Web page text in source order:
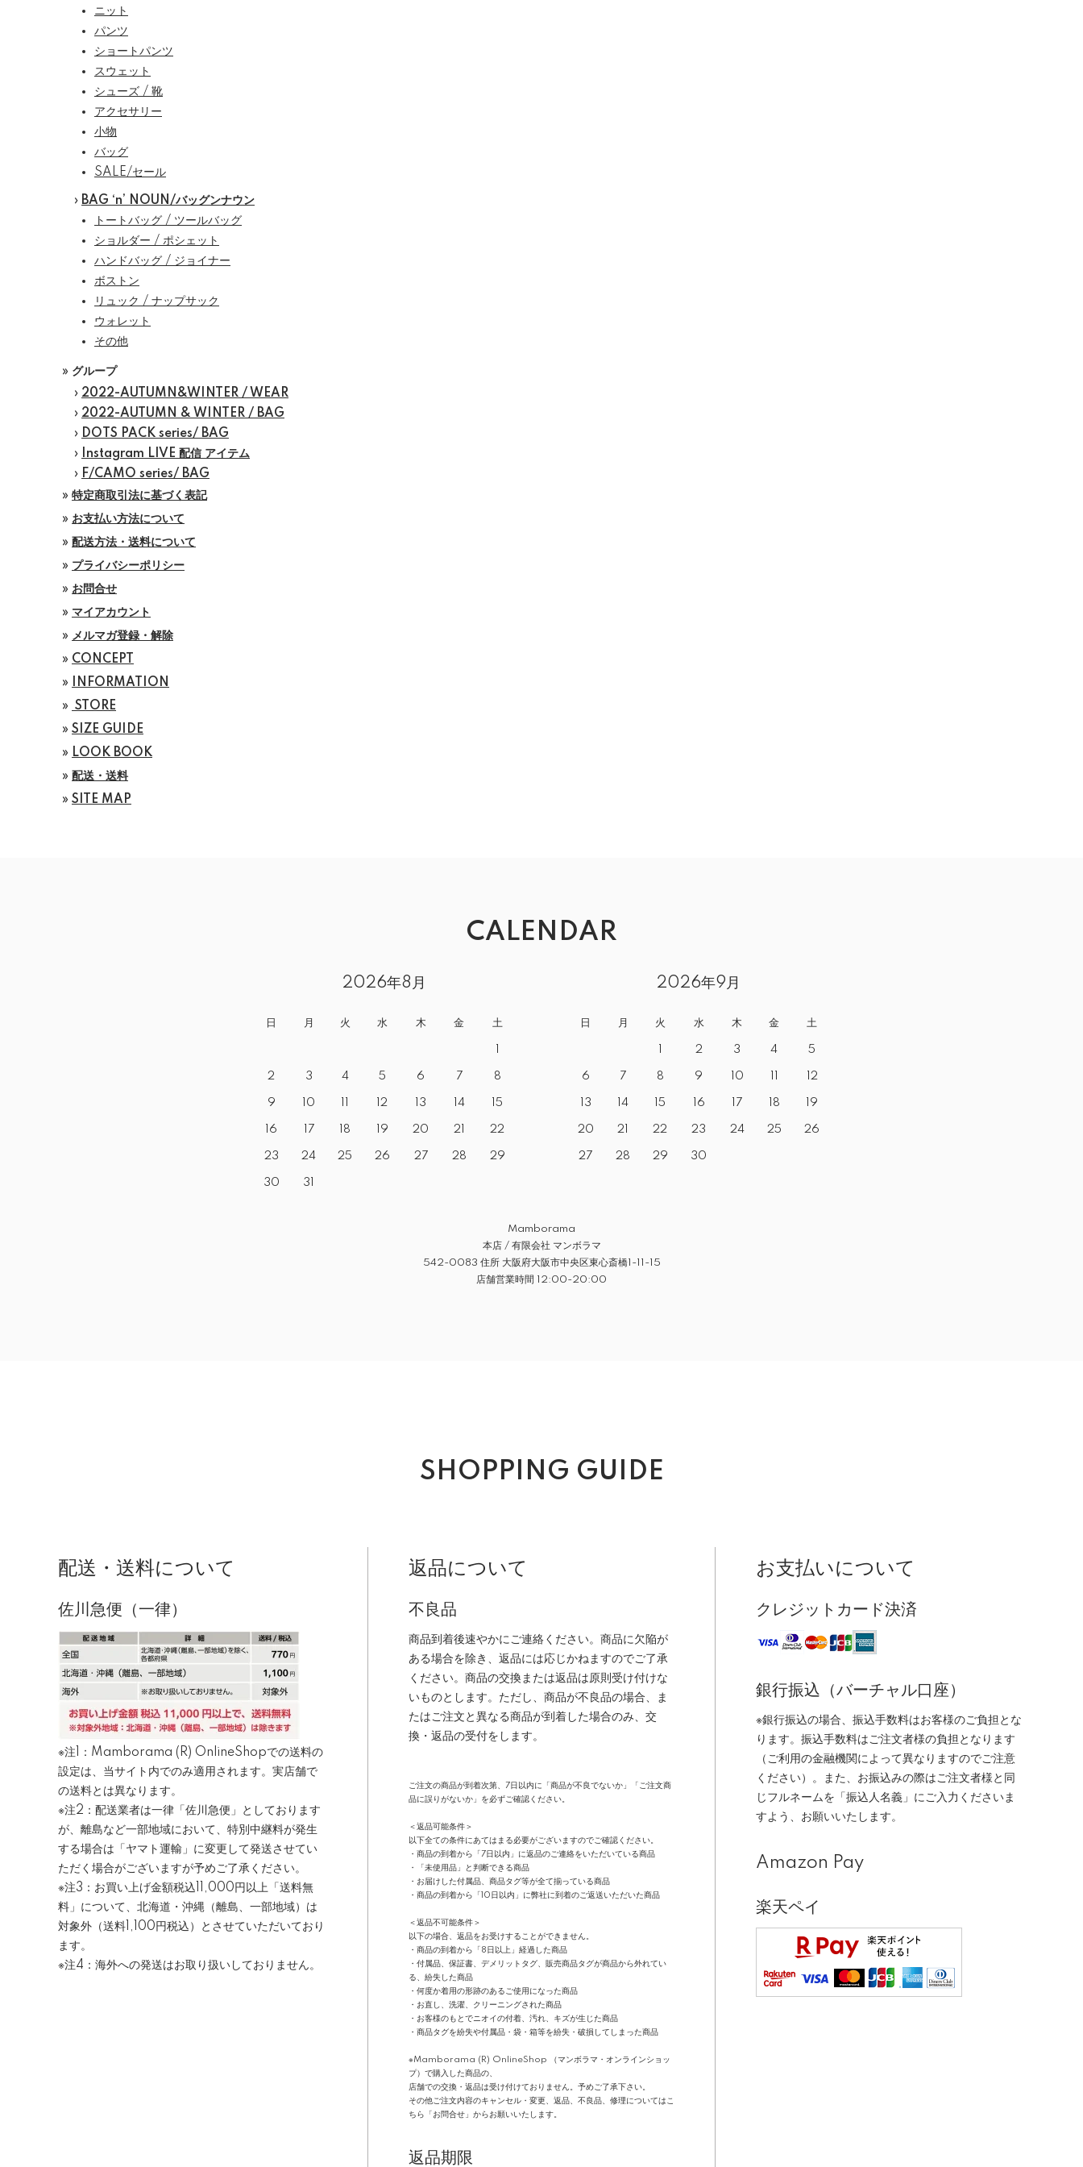
ニット
パンツ
ショートパンツ
スウェット
シューズ / 靴
アクセサリー
小物
バッグ
SALE/セール
› BAG ‘n’ NOUN/バッグンナウン
トートバッグ / ツールバッグ
ショルダー / ポシェット
ハンドバッグ / ジョイナー
ボストン
リュック / ナップサック
ウォレット
その他
» グループ
› 2022-AUTUMN&WINTER / WEAR
› 2022-AUTUMN & WINTER / BAG
› DOTS PACK series/ BAG
›
Instagram LIVE 配信 アイテム
› F/CAMO series/ BAG
» 特定商取引法に基づく表記
» お支払い方法について
» 配送方法・送料について
» プライバシーポリシー
» お問合せ
» マイアカウント
» メルマガ登録・解除
» CONCEPT
»
INFORMATION
» STORE
» SIZE GUIDE
» LOOK BOOK
» 配送・送料
» SITE MAP
CALENDAR
2026年8月
日 月 火 水 木 金 土
2 3 4 5 6 7 8
9 10 12 13 14 15
16 17 18 19 20 21 22
23 24 25 26 27 28 29
30 31
2026年9月
日 月 火 水 木 金 土
2 3 4 5
6 7 8 9 10 12
13 14 15 16 17 18 19
20 21 22 23 24 25 26
27 28 29 30
Mamborama
本店 / 有限会社 マンボラマ
542-0083 住所 大阪府大阪市中央区東心斎橋1-11-15
店舗営業時間 12:00-20:00
SHOPPING GUIDE
配送・送料について
佐川急便（一律）
※注1：Mamborama (R) OnlineShopでの送料の
設定は、当サイト内でのみ適用されます。実店舗で
の送料とは異なります。
※注2：配送業者は一律「佐川急便」としております
が、離島など一部地域において、特別中継料が発生
する場合は「ヤマト運輸」に変更して発送させてい
ただく場合がございますが予めご了承ください。
※注3：お買い上げ金額税込11,000円以上「送料無
料」について、北海道・沖縄（離島、一部地域）は
対象外（送料1,100円税込）とさせていただいており
ます。
※注4：海外への発送はお取り扱いしておりません。
返品について
不良品
商品到着後速やかにご連絡ください。商品に欠陥が
ある場合を除き、返品には応じかねますのでご了承
ください。商品の交換または返品は原則受け付けな
いものとします。ただし、商品が不良品の場合、ま
たはご注文と異なる商品が到着した場合のみ、交
換・返品の受付をします。
ご注文の商品が到着次第、7日以内に「商品が不良でないか」「ご注文商
品に誤りがないか」を必ずご確認ください。
＜返品可能条件＞
以下全ての条件にあてはまる必要がございますのでご確認ください。
・商品の到着から「7日以内」に返品のご連絡をいただいている商品
・「未使用品」と判断できる商品
・お届けした付属品、商品タグ等が全て揃っている商品
・商品の到着から「10日以内」に弊社に到着のご返送いただいた商品
＜返品不可能条件＞
以下の場合、返品をお受けすることができません。
・商品の到着から「8日以上」経過した商品
・付属品、保証書、デメリットタグ、販売商品タグが商品から外れてい
る、紛失した商品
・何度か着用の形跡のあるご使用になった商品
・お直し、洗濯、クリーニングされた商品
・お客様のもとでニオイの付着、汚れ、キズが生じた商品
・商品タグを紛失や付属品・袋・箱等を紛失・破損してしまった商品
※Mamborama (R) OnlineShop （マンボラマ・オンラインショッ
プ）で購入した商品の、
店舗での交換・返品は受け付けておりません。予めご了承下さい。
その他ご注文内容のキャンセル・変更、返品、不良品、修理についてはこ
ちら「お問合せ」からお願いいたします。
返品期限
お支払いについて
クレジットカード決済
銀行振込（バーチャル口座）
※銀行振込の場合、振込手数料はお客様のご負担とな
ります。振込手数料はご注文者様の負担となります
（ご利用の金融機関によって異なりますのでご注意
ください）。また、お振込みの際はご注文者様と同
じフルネームを「振込人名義」にご入力くださいま
すよう、お願いいたします。
Amazon Pay
楽天ペイ